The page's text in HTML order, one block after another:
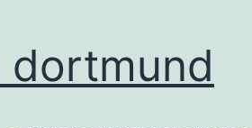
dortmund